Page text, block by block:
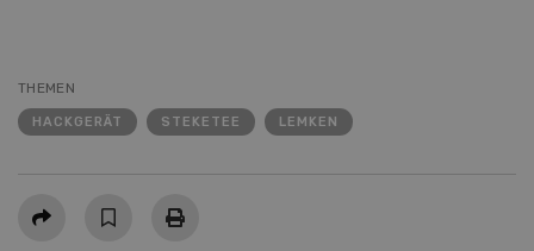
THEMEN
HACKGERÄT STEKETEE LEMKEN
Teilen